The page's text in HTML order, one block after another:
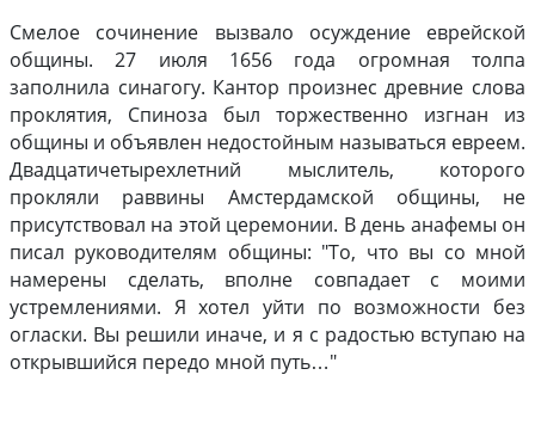
Смелое сочинение вызвало осуждение еврейской
общины. 27 июля 1656 года огромная толпа
заполнила синагогу. Кантор произнес древние слова
проклятия, Спиноза был торжественно изгнан из
общины и объявлен недостойным называться евреем.
Двадцатичетырехлетний мыслитель, которого
прокляли раввины Амстердамской общины, не
присутствовал на этой церемонии. В день анафемы он
писал руководителям общины: "То, что вы со мной
намерены сделать, вполне совпадает с моими
устремлениями. Я хотел уйти по возможности без
огласки. Вы решили иначе, и я с радостью вступаю на
открывшийся передо мной путь…"